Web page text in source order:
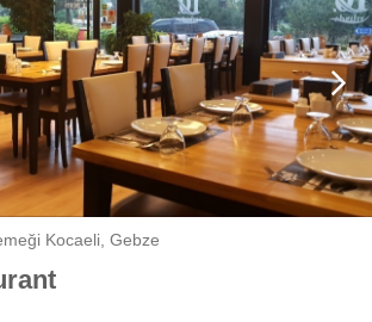
Kocaeli,Gebze